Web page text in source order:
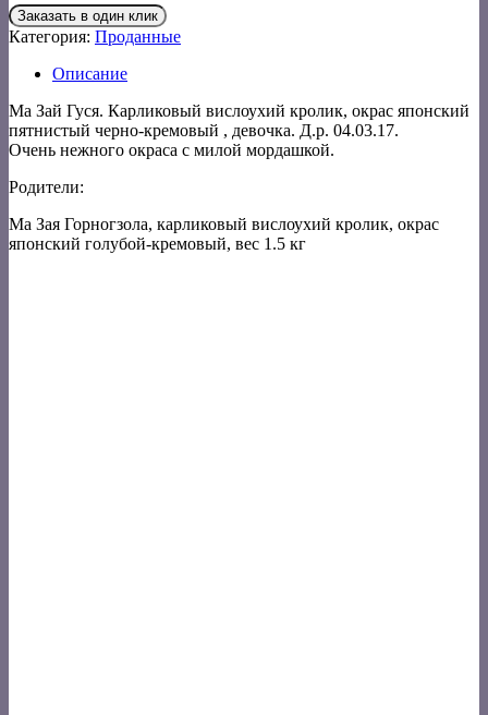
Заказать в один клик
Категория: Проданные
Описание
Ма Зай Гуся. Карликовый вислоухий кролик, окрас японский
пятнистый черно-кремовый , девочка. Д.р. 04.03.17.
Очень нежного окраса с милой мордашкой.
Родители:
Ма Зая Горногзола, карликовый вислоухий кролик, окрас
японский голубой-кремовый, вес 1.5 кг